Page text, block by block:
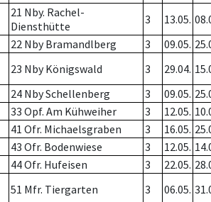
21 Nby. Rachel-
Diensthütte
3 13.05.
22 Nby Bramandlberg 3 09.05.
23 Nby Königswald 3 29.04.
24 Nby Schellenberg 3 09.05.
33 Opf. Am Kühweiher 3 12.05.
41 Ofr. Michaelsgraben 3 16.05.
43 Ofr. Bodenwiese 3 12.05.
44 Ofr. Hufeisen 3 22.05.
51 Mfr. Tiergarten 3 06.05.